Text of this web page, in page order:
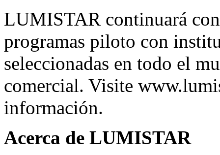
LUMISTAR continuará
programas piloto con
seleccionadas en todo el
comercial. Visite
información.
Acerca de LUMISTAR